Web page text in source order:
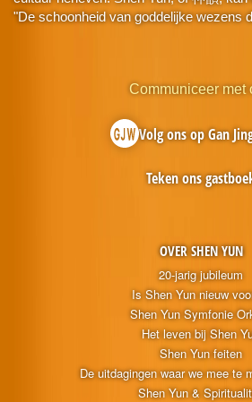
"De schoonheid van goddelijke wezens
OVER SHEN YUN
20-jarig jubileum
Is Shen Yun nieuw
Shen Yun Symfonie
Het leven bij Shen
Shen Yun feiten
De uitdagingen waar we mee te
Shen Yun &
Communiceer met
Volg ons op Gan
Teken ons